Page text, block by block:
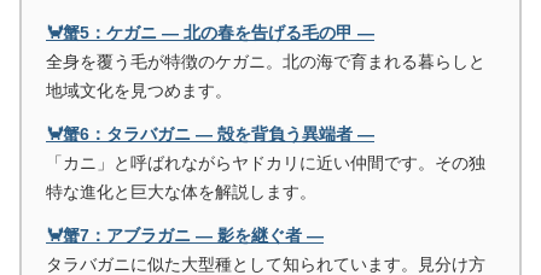
🦀蟹5：ケガニ ― 北の春を告げる毛の甲 ―
全身を覆う毛が特徴のケガニ。北の海で育まれる暮らしと
地域文化を見つめます。
🦀蟹6：タラバガニ ― 殻を背負う異端者 ―
「カニ」と呼ばれながらヤドカリに近い仲間です。その独
特な進化と巨大な体を解説します。
🦀蟹7：アブラガニ ― 影を継ぐ者 ―
タラバガニに似た大型種として知られています。見分け方